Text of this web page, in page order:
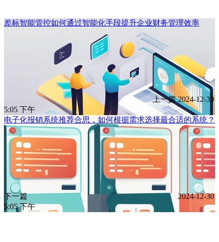
差标智能管控如何通过智能化手段提升企业财务管理效率
上一篇 2024-12-30
5:05 下午
电子化报销系统推荐合思，如何根据需求选择最合适的系统？
下一篇
2024-12-30
5:05 下午